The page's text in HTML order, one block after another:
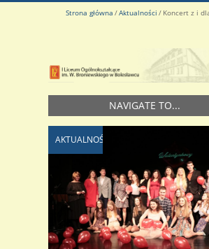
Strona główna Aktualności Koncert z i
NAVIGATE TO...
AKTUALNOŚCI